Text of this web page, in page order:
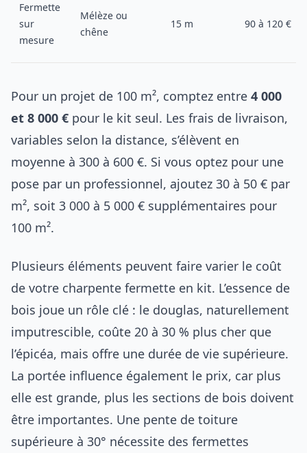
Fermette
sur
mesure
Mélèze ou
chêne
15 m 90 à 120 €
Pour un projet de 100 m², comptez entre 4 000
et 8 000 € pour le kit seul. Les frais de livraison,
variables selon la distance, s’élèvent en
moyenne à 300 à 600 €. Si vous optez pour une
pose par un professionnel, ajoutez 30 à 50 € par
m², soit 3 000 à 5 000 € supplémentaires pour
100 m².
Plusieurs éléments peuvent faire varier le coût
de votre charpente fermette en kit. L’essence de
bois joue un rôle clé : le douglas, naturellement
imputrescible, coûte 20 à 30 % plus cher que
l’épicéa, mais offre une durée de vie supérieure.
La portée influence également le prix, car plus
elle est grande, plus les sections de bois doivent
être importantes. Une pente de toiture
supérieure à 30° nécessite des fermettes